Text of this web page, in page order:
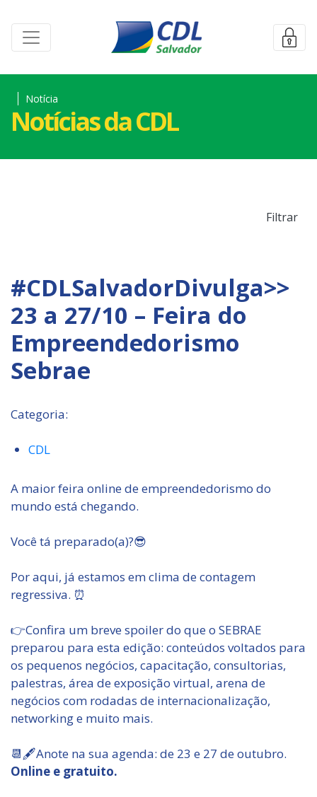
Notícia
Notícias da CDL
Filtrar
#CDLSalvadorDivulga>>
23 a 27/10 – Feira do
Empreendedorismo
Sebrae
Categoria:
CDL
A maior feira online de empreendedorismo do
mundo está chegando.
Você tá preparado(a)?😎
Por aqui, já estamos em clima de contagem
regressiva. ⏰
👉Confira um breve spoiler do que o SEBRAE
preparou para esta edição: conteúdos voltados para
os pequenos negócios, capacitação, consultorias,
palestras, área de exposição virtual, arena de
negócios com rodadas de internacionalização,
networking e muito mais.
📆🖋Anote na sua agenda: de 23 e 27 de outubro.
Online e gratuito.